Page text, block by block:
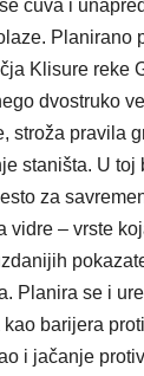
čuva i
Planirano
Klisure reke
dvostruko
stroža pravila
staništa. U toj
za
vidre – vrste
Planira se i
barijera
i jačanje